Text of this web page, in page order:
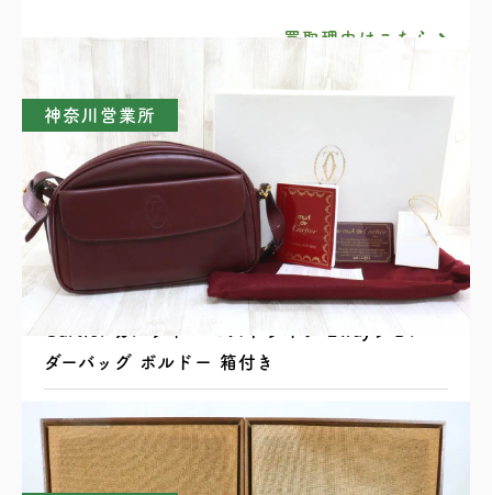
買取理由はこちら
神奈川営業所
ダーバッグ ボルドー 箱付き
買取理由はこちら